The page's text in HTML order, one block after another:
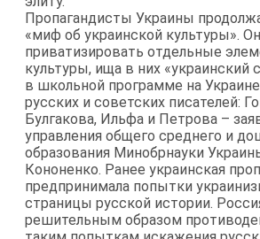
Пропагандисты Украины
«миф об украинской культуры».
приватизировать отдельные
культуры, ища в них «украинский
в школьной программе на
русских и советских писателей:
Булгакова, Ильфа и Петрова –
управления общего среднего и
образования Минобрнауки
Кононенко. Ранее украинская
предпринимала попытки
страницы русской истории.
решительным образом